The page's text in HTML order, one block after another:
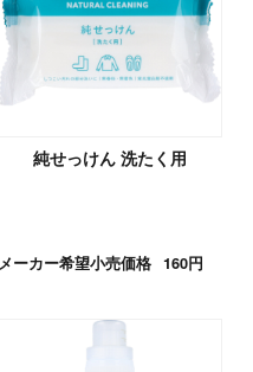
純せっけん 洗たく用
メーカー希望小売価格 160円